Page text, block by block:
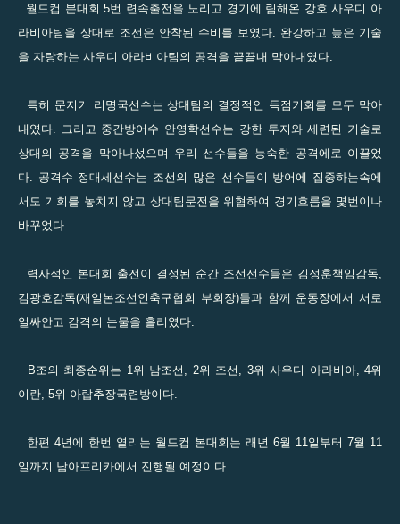
월드컵 본대회 5번 련속출전을 노리고 경기에 림해온 강호 사우디 아
라비아팀을 상대로 조선은 안착된 수비를 보였다. 완강하고 높은 기술
을 자랑하는 사우디 아라비아팀의 공격을 끝끝내 막아내였다.
특히 문지기 리명국선수는 상대팀의 결정적인 득점기회를 모두 막아
내였다. 그리고 중간방어수 안영학선수는 강한 투지와 세련된 기술로
상대의 공격을 막아나섰으며 우리 선수들을 능숙한 공격에로 이끌었
다. 공격수 정대세선수는 조선의 많은 선수들이 방어에 집중하는속에
서도 기회를 놓치지 않고 상대팀문전을 위협하여 경기흐름을 몇번이나
바꾸었다.
력사적인 본대회 출전이 결정된 순간 조선선수들은 김정훈책임감독,
김광호감독(재일본조선인축구협회 부회장)들과 함께 운동장에서 서로
얼싸안고 감격의 눈물을 흘리였다.
B조의 최종순위는 1위 남조선, 2위 조선, 3위 사우디 아라비아, 4위
이란, 5위 아랍추장국련방이다.
한편 4년에 한번 열리는 월드컵 본대회는 래년 6월 11일부터 7월 11
일까지 남아프리카에서 진행될 예정이다.